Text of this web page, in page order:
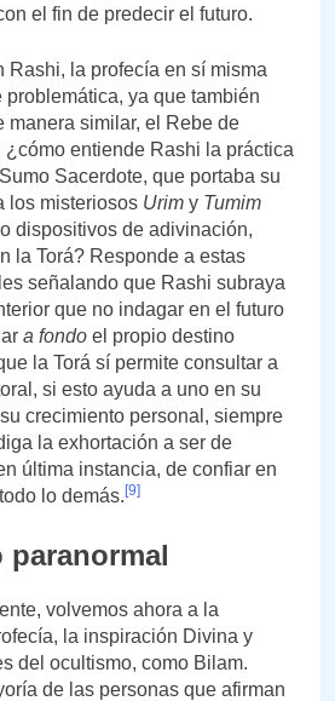
el fin de predecir el futuro.
Rashi, la profecía en sí misma
ya que también
manera similar, el Rebe de
¿cómo entiende Rashi la práctica
Sacerdote, que portaba su
los misteriosos Urim y Tumim
dispositivos de adivinación,
la Torá? Responde a estas
señalando que Rashi subraya
que no indagar en el futuro
a fondo el propio destino
la Torá sí permite consultar a
si esto ayuda a uno en su
crecimiento personal, siempre
la exhortación a ser de
última instancia, de confiar en
lo demás. [9]
paranormal
volvemos ahora a la
la inspiración Divina y
del ocultismo, como Bilam.
de las personas que afirman